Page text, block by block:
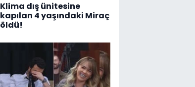
Klima dış ünitesine
kapılan 4 yaşındaki Miraç
öldü!